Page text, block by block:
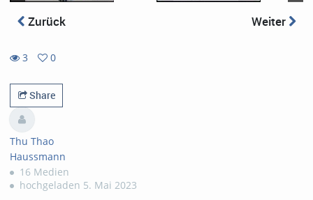
Zurück Weiter
3
views
0
favorites
Share
Thu Thao
Haussmann
16 Medien
hochgeladen 5. Mai 2023